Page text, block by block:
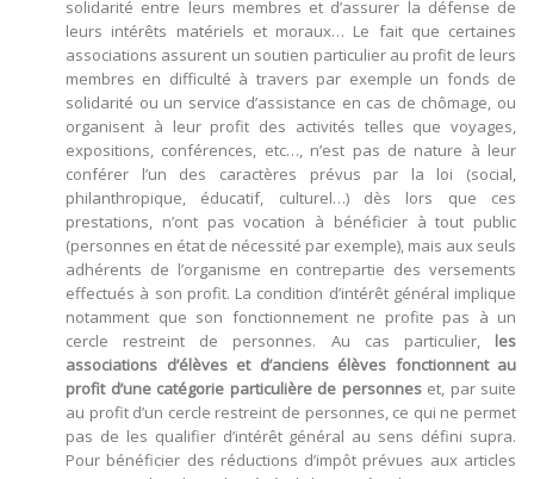
solidarité entre leurs membres et d’assurer la défense de
leurs intérêts matériels et moraux… Le fait que certaines
associations assurent un soutien particulier au profit de leurs
membres en difficulté à travers par exemple un fonds de
solidarité ou un service d’assistance en cas de chômage, ou
organisent à leur profit des activités telles que voyages,
expositions, conférences, etc…, n’est pas de nature à leur
conférer l’un des caractères prévus par la loi (social,
philanthropique, éducatif, culturel…) dès lors que ces
prestations, n’ont pas vocation à bénéficier à tout public
(personnes en état de nécessité par exemple), mais aux seuls
adhérents de l’organisme en contrepartie des versements
effectués à son profit. La condition d’intérêt général implique
notamment que son fonctionnement ne profite pas à un
cercle restreint de personnes. Au cas particulier, les
associations d’élèves et d’anciens élèves fonctionnent au
profit d’une catégorie particulière de personneset, par suite
au profit d’un cercle restreint de personnes, ce qui ne permet
pas de les qualifier d’intérêt général au sens défini supra.
Pour bénéficier des réductions d’impôt prévues aux articles